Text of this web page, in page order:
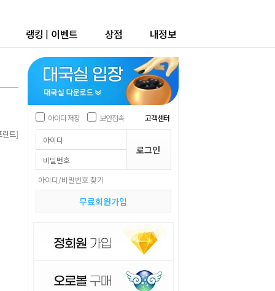
랭킹 | 이벤트 상점 내정보
린트]
아이디 저장 보안접속 고객센터
아이디/비밀번호 찾기
무료회원가입